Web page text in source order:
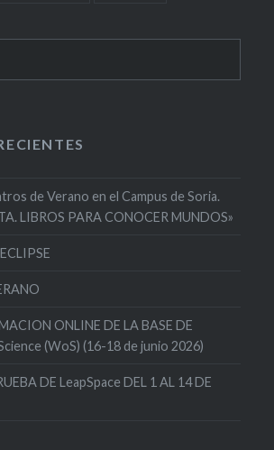
de Verano en el Campus de Soria.
LIBROS PARA CONOCER MUNDOS»
ONLINE DE LA BASE DE
(WoS) (16-18 de junio 2026)
DE LeapSpace DEL 1 AL 14 DE